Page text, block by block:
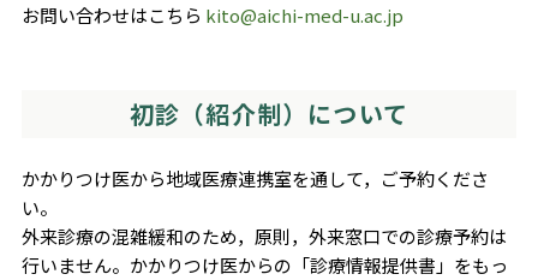
お問い合わせはこちら kito@aichi-med-u.ac.jp
初診（紹介制）について
かかりつけ医から地域医療連携室を通して，ご予約くださ
い。
外来診療の混雑緩和のため，原則，外来窓口での診療予約は
行いません。かかりつけ医からの「診療情報提供書」をもっ